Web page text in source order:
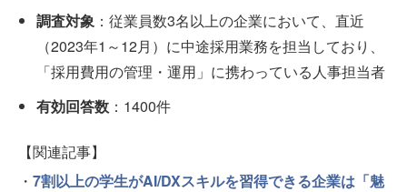
調査対象 ：従業員数3名以上の企業において、直近
（2023年1～12月）に中途採用業務を担当しており、​
「採用費用の管理・運用」に携わっている人事担当者​
有効回答数 ：1400件
【関連記事】
・ 7割以上の学生がAI/DXスキルを習得できる企業は「魅